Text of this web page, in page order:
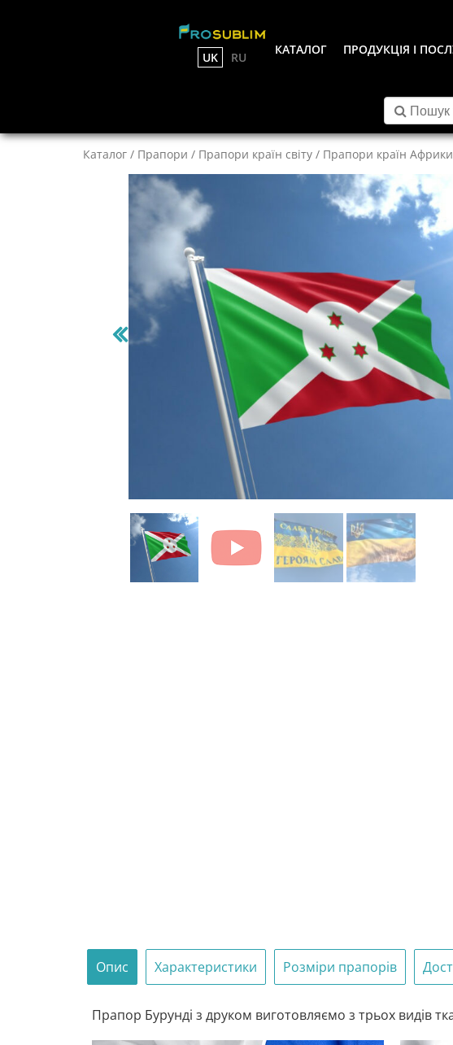
UK RU
КАТАЛОГ ПРОДУКЦІЯ І
Каталог / Прапори / Прапори країн світу / Прапори країн Африки
Опис Характеристики Розміри прапорів
Прапор Бурунді з друком виготовляємо з трьох видів